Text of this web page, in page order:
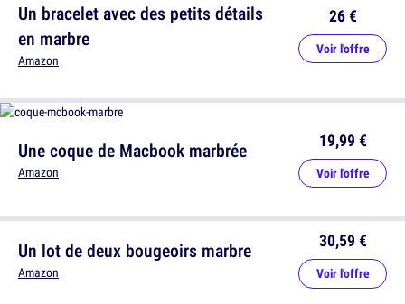
Un bracelet avec des petits détails
en marbre
Amazon
26 €
Voir l'offre
Un lot de deux bougeoirs marbre
Amazon
30,59 €
Voir l'offre
Une coque de Macbook marbrée
Amazon
19,99 €
Voir l'offre